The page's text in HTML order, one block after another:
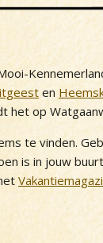
en
het op
te vinden.
is in jouw